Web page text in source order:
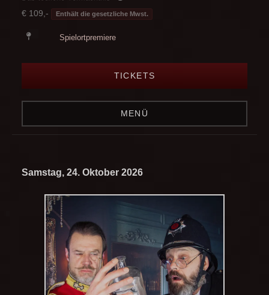
€ 109,- Enthält die gesetzliche Mwst.
Spielortpremiere
TICKETS
MENÜ
Samstag, 24. Oktober 2026